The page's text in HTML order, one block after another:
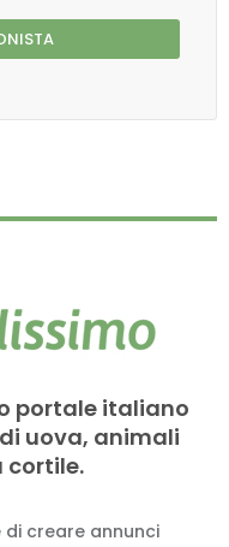
portale italiano
uova, animali
cortile.
creare annunci